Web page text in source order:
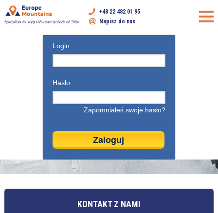
Specjalista ds. wyjazdów narciarskich od 2004
+48 22 482 01 95
Napisz do nas
Login
Hasło
Zapomniałeś swoje hasło?
KONTAKT Z NAMI